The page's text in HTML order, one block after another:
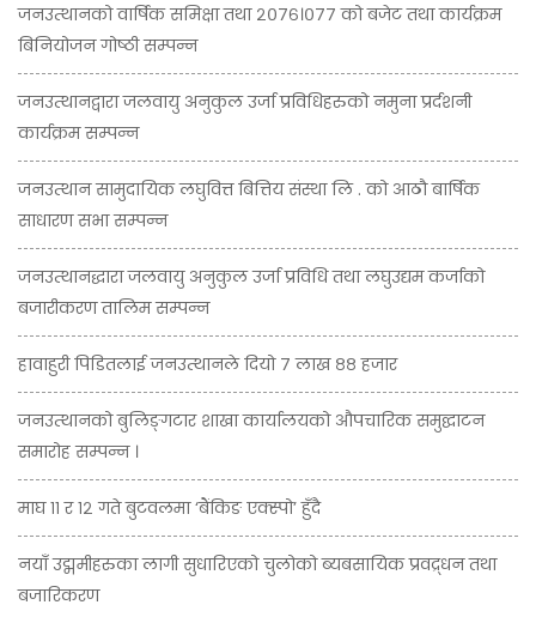
जनउत्थानको वार्षिक समिक्षा तथा २०७६।०७७ को बजेट तथा कार्यक्रम
बिनियोजन गोष्ठी सम्पन्न
जनउत्थानद्वारा जलवायु अनुकुल उर्जा प्रविधिहरुको नमुना प्रर्दशनी
कार्यक्रम सम्पन्न
जनउत्थान सामुदायिक लघुवित्त बित्तिय संस्था लि . को आठौ बार्षिक
साधारण सभा सम्पन्न
जनउत्थानद्धारा जलवायु अनुकुल उर्जा प्रविधि तथा लघुउद्यम कर्जाको
बजारीकरण तालिम सम्पन्न
हावाहुरी पिडितलाई जनउत्थानले दियो ७ लाख ८८ हजार
जनउत्थानको बुलिङ्गटार शाखा कार्यालयको औपचारिक समुद्घाटन
समारोह सम्पन्न ।
माघ ११ र १२ गते बुटवलमा ‘बैंकिङ एक्स्पो’ हुँदै
नयाँ उद्ममीहरुका लागी सुधारिएको चुलोको ब्यबसायिक प्रवद्र्धन तथा
बजारिकरण